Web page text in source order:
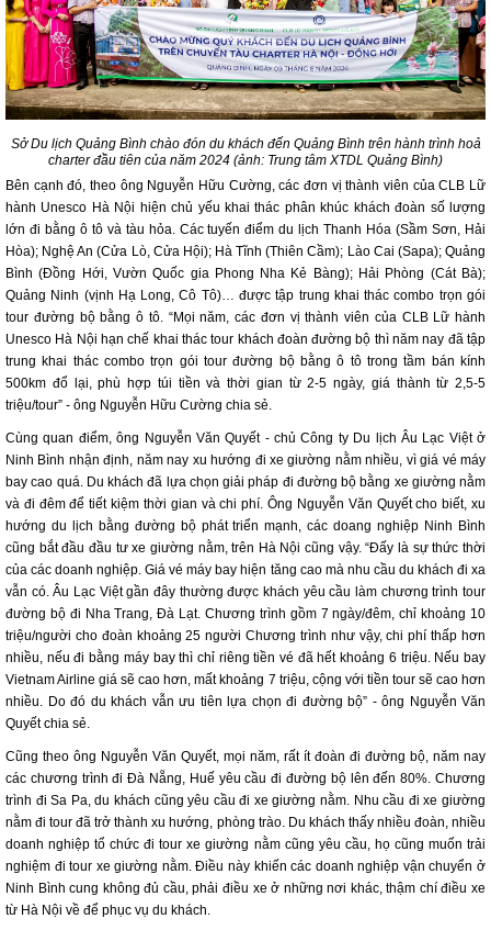
Sở Du lịch Quảng Bình chào đón du khách đến Quảng Bình trên hành trình hoả
charter đầu tiên của năm 2024 (ảnh: Trung tâm XTDL Quảng Bình)
Bên cạnh đó, theo ông Nguyễn Hữu Cường, các đơn vị thành viên của CLB Lữ
hành Unesco Hà Nội hiện chủ yếu khai thác phân khúc khách đoàn số lượng
lớn đi bằng ô tô và tàu hỏa. Các tuyến điểm du lịch Thanh Hóa (Sầm Sơn, Hải
Hòa); Nghệ An (Cửa Lò, Cửa Hội); Hà Tĩnh (Thiên Cầm); Lào Cai (Sapa); Quảng
Bình (Đồng Hới, Vườn Quốc gia Phong Nha Kẻ Bàng); Hải Phòng (Cát Bà);
Quảng Ninh (vịnh Hạ Long, Cô Tô)… được tập trung khai thác combo trọn gói
tour đường bộ bằng ô tô. “Mọi năm, các đơn vị thành viên của CLB Lữ hành
Unesco Hà Nội hạn chế khai thác tour khách đoàn đường bộ thì năm nay đã tập
trung khai thác combo trọn gói tour đường bộ bằng ô tô trong tầm bán kính
500km đổ lại, phù hợp túi tiền và thời gian từ 2-5 ngày, giá thành từ 2,5-5
triệu/tour” - ông Nguyễn Hữu Cường chia sẻ.
Cùng quan điểm, ông Nguyễn Văn Quyết - chủ Công ty Du lịch Âu Lạc Việt ở
Ninh Bình nhận định, năm nay xu hướng đi xe giường nằm nhiều, vì giá vé máy
bay cao quá. Du khách đã lựa chọn giải pháp đi đường bộ bằng xe giường nằm
và đi đêm để tiết kiệm thời gian và chi phí. Ông Nguyễn Văn Quyết cho biết, xu
hướng du lịch bằng đường bộ phát triển mạnh, các doang nghiệp Ninh Bình
cũng bắt đầu đầu tư xe giường nằm, trên Hà Nội cũng vậy. “Đấy là sự thức thời
của các doanh nghiệp. Giá vé máy bay hiện tăng cao mà nhu cầu du khách đi xa
vẫn có. Âu Lạc Việt gần đây thường được khách yêu cầu làm chương trình tour
đường bộ đi Nha Trang, Đà Lạt. Chương trình gồm 7 ngày/đêm, chỉ khoảng 10
triệu/người cho đoàn khoảng 25 người Chương trình như vậy, chi phí thấp hơn
nhiều, nếu đi bằng máy bay thì chỉ riêng tiền vé đã hết khoảng 6 triệu. Nếu bay
Vietnam Airline giá sẽ cao hơn, mất khoảng 7 triệu, cộng với tiền tour sẽ cao hơn
nhiều. Do đó du khách vẫn ưu tiên lựa chọn đi đường bộ” - ông Nguyễn Văn
Quyết chia sẻ.
Cũng theo ông Nguyễn Văn Quyết, mọi năm, rất ít đoàn đi đường bộ, năm nay
các chương trình đi Đà Nẵng, Huế yêu cầu đi đường bộ lên đến 80%. Chương
trình đi Sa Pa, du khách cũng yêu cầu đi xe giường nằm. Nhu cầu đi xe giường
nằm đi tour đã trở thành xu hướng, phòng trào. Du khách thấy nhiều đoàn, nhiều
doanh nghiệp tổ chức đi tour xe giường nằm cũng yêu cầu, họ cũng muốn trải
nghiệm đi tour xe giường nằm. Điều này khiến các doanh nghiệp vận chuyển ở
Ninh Bình cung không đủ cầu, phải điều xe ở những nơi khác, thậm chí điều xe
từ Hà Nội về để phục vụ du khách.